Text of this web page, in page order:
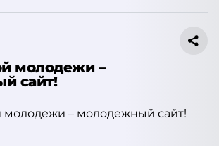
молодежи –
сайт!